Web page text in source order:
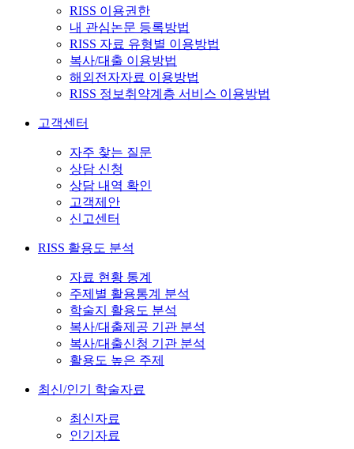
RISS 이용권한
내 관심논문 등록방법
RISS 자료 유형별 이용방법
복사/대출 이용방법
해외전자자료 이용방법
RISS 정보취약계층 서비스 이용방법
고객센터
자주 찾는 질문
상담 신청
상담 내역 확인
고객제안
신고센터
RISS 활용도 분석
자료 현황 통계
주제별 활용통계 분석
학술지 활용도 분석
복사/대출제공 기관 분석
복사/대출신청 기관 분석
활용도 높은 주제
최신/인기 학술자료
최신자료
인기자료